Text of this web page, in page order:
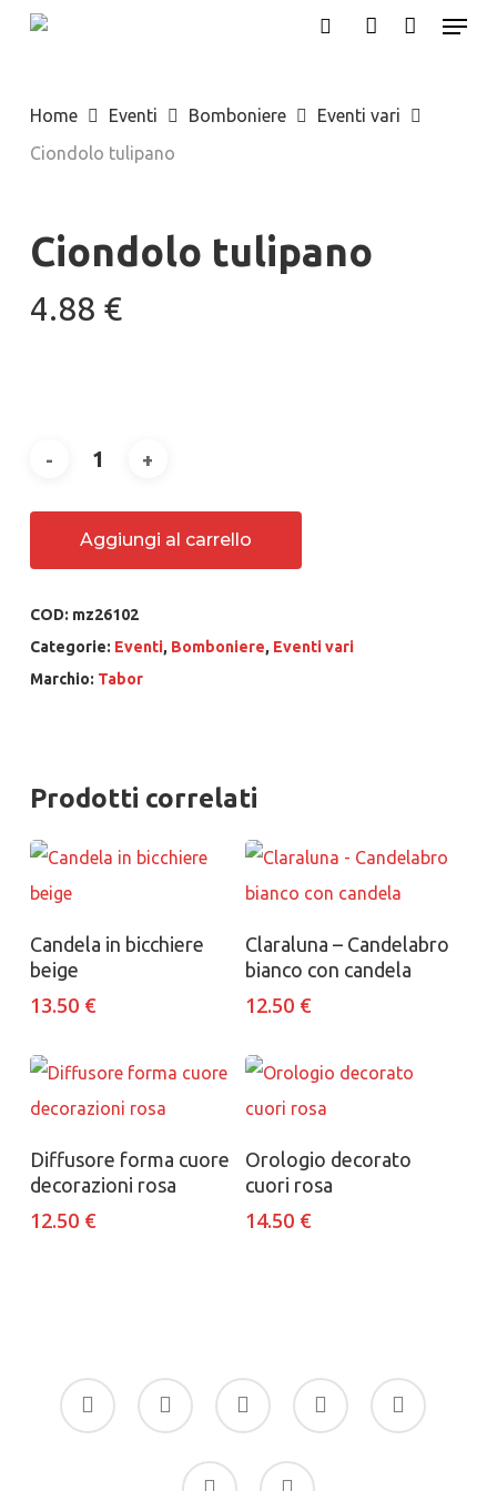
Skip
content
Menu
Home Eventi Bomboniere
Eventi vari
Ciondolo tulipano
Ciondolo tulipano
4.88 €
Aggiungi al carrello
COD: mz26102
Categorie: Eventi, Bomboniere, Eventi vari
Marchio: Tabor
Prodotti correlati
Aggiungi al carrello
Candela in bicchiere
beige
13.50 €
Aggiungi al carrello
Claraluna – Candelabro
bianco con candela
12.50 €
Aggiungi al carrello
Diffusore forma cuore
decorazioni rosa
12.50 €
Aggiungi al carrello
Orologio decorato
cuori rosa
14.50 €
facebook
google-
plus
instagram whatsapp tiktok
phone email